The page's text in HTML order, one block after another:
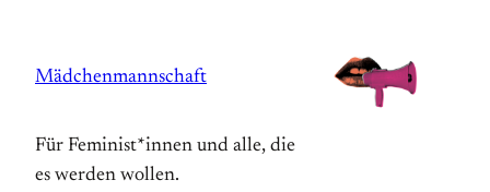
springen
Mädchenmannschaft
Für Feminist*innen und alle, die
es werden wollen.